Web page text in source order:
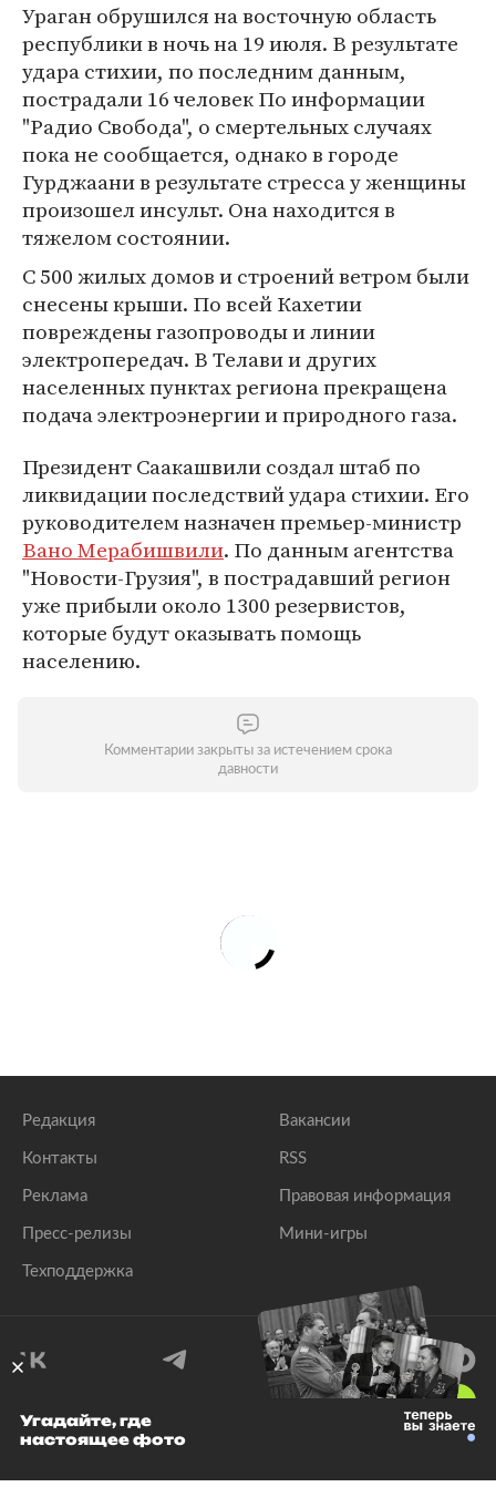
Ураган обрушился на восточную область
республики в ночь на 19 июля. В результате
удара стихии, по последним данным,
пострадали 16 человек По информации
"Радио Свобода", о смертельных случаях
пока не сообщается, однако в городе
Гурджаани в результате стресса у женщины
произошел инсульт. Она находится в
тяжелом состоянии.
С 500 жилых домов и строений ветром были
снесены крыши. По всей Кахетии
повреждены газопроводы и линии
электропередач. В Телави и других
населенных пунктах региона прекращена
подача электроэнергии и природного газа.
Президент Саакашвили создал штаб по
ликвидации последствий удара стихии. Его
руководителем назначен премьер-министр
Вано Мерабишвили. По данным агентства
"Новости-Грузия", в пострадавший регион
уже прибыли около 1300 резервистов,
которые будут оказывать помощь
населению.
Комментарии закрыты за истечением срока
давности
Редакция
Контакты
Реклама
Пресс-релизы
Техподдержка
Вакансии
RSS
Правовая информация
Мини-игры
© 1999–2026 Все права защищены.
Угадайте, где
настоящее фото